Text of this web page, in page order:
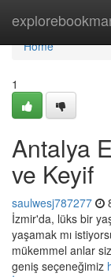
Home
Home
1
Antalya
ve Keyif
saulwesj787277
İzmir'da, lüks bir
yaşamak mı
mükemmel anlar
geniş seçeneğimiz